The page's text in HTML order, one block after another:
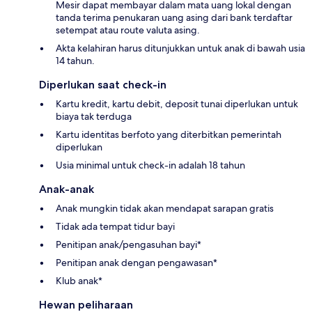
Mesir dapat membayar dalam mata uang lokal dengan
tanda terima penukaran uang asing dari bank terdaftar
setempat atau route valuta asing.
Akta kelahiran harus ditunjukkan untuk anak di bawah usia
14 tahun.
Diperlukan saat check-in
Kartu kredit, kartu debit, deposit tunai diperlukan untuk
biaya tak terduga
Kartu identitas berfoto yang diterbitkan pemerintah
diperlukan
Usia minimal untuk check-in adalah 18 tahun
Anak-anak
Anak mungkin tidak akan mendapat sarapan gratis
Tidak ada tempat tidur bayi
Penitipan anak/pengasuhan bayi*
Penitipan anak dengan pengawasan*
Klub anak*
Hewan peliharaan